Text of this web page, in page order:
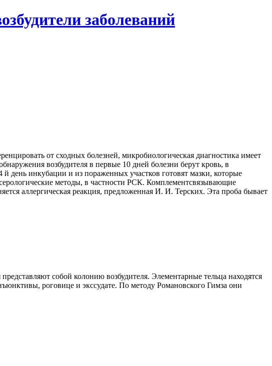
заболеваний
от сходных болезней, микробиологическая диагностика имеет
возбудителя в первые 10 дней болезни берут кровь, в
инкубации и из пораженных участков готовят мазки, которые
методы, в частности РСК. Комплементсвязывающие
аллергическая реакция, предложенная И. И. Терских. Эта проба бывает
собой колонию возбудителя. Элементарные тельца находятся
роговице и экссудате. По методу Романовского Гимза они